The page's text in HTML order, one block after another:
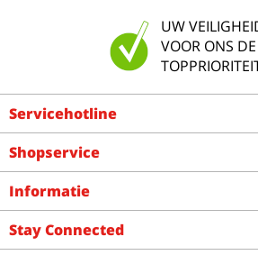
UW
VOOR ONS DE
Servicehotline
Shopservice
Informatie
Stay Connected